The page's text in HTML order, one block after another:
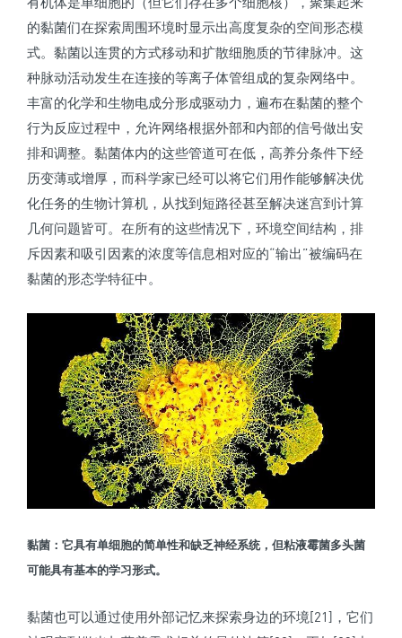
的黏菌们在探索周围环境时显示出高度复杂的空间形态模
式。黏菌以连贯的方式移动和扩散细胞质的节律脉冲。这
种脉动活动发生在连接的等离子体管组成的复杂网络中。
丰富的化学和生物电成分形成驱动力，遍布在黏菌的整个
行为反应过程中，允许网络根据外部和内部的信号做出安
排和调整。黏菌体内的这些管道可在低，高养分条件下经
历变薄或增厚，而科学家已经可以将它们用作能够解决优
化任务的生物计算机，从找到短路径甚至解决迷宫到计算
几何问题皆可。在所有的这些情况下，环境空间结构，排
斥因素和吸引因素的浓度等信息相对应的“输出”被编码在
黏菌的形态学特征中。
黏菌：它具有单细胞的简单性和缺乏神经系统，但粘液霉菌多头菌
可能具有基本的学习形式。
黏菌也可以通过使用外部记忆来探索身边的环境[21]，它们